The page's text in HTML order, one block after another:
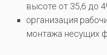
высоте от 35,6 до
организация
монтажа несущих